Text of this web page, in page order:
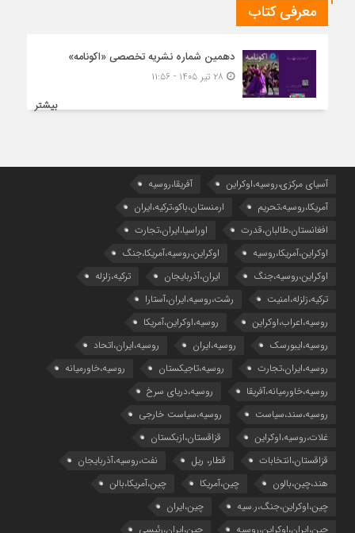
معرفی کتاب
دهمین شماره نشریه تخصصی «اکونامه»
بیشتر
آسیای مرکزی،روسیه،اوکراین
آفریقا،روسیه
آمریکا،روسیه،تحریم
ارمنستان،باکو،ترکیه،ایران
افغانستان،طالبان،قدرت
اوراسیا،ایران،تجارت
اوکراین،آمریکا،روسیه
اوکراین،روسیه،آمریکا،جنگ
اوکراین،روسیه،جنگ
ایران،آذربایجان
ترکیه،زلزله
ترکیه،زلزله،امنیت
رشت،روسیه،ایران،آستارا
روسیه،اعراب،اوکراین
روسیه،اوکراین،آمریکا
روسیه،ایبورسک
روسیه،ایران
روسیه،ایران،اتحاد
روسیه،ایران،تجارت
روسیه،تاجیکستان
روسیه،خاورمیانه
روسیه،خاورمیانه،آفریقا
روسیه،دریای سرخ
روسیه،سند،سیاست
روسیه،سیاست خارجی
غلات،روسیه،اوکراین
قزاقستان،ازبکستان
قزاقستان،انتخابات
قطار، ریل
نفت،روسیه،آذربایجان
هند،چین،بالون
چین،آمریکا
چین،آمریکا،بالن
چین،اوکراین،جنگ،ر.سیه
چین،ایران
چین،ایران،اوکراین،روسیه
چین،ایران،رئیسی